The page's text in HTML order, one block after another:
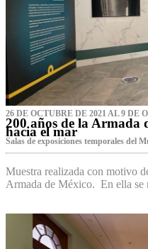
26 DE OCTUBRE DE 2021 AL 9 DE
200 años de la Armada
hacia el mar
Salas de exposiciones temporales del
Muestra realizada con motivo
Armada de México. En ella